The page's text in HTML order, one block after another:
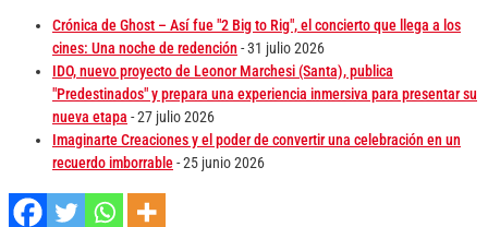
Crónica de Ghost – Así fue "2 Big to Rig", el concierto que llega a los
cines: Una noche de redención - 31 julio 2026
IDO, nuevo proyecto de Leonor Marchesi (Santa), publica
"Predestinados" y prepara una experiencia inmersiva para presentar su
nueva etapa - 27 julio 2026
Imaginarte Creaciones y el poder de convertir una celebración en un
recuerdo imborrable- 25 junio 2026